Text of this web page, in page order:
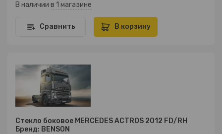
В наличии в 1 магазине
Сравнить В корзину
Стекло боковое MERCEDES ACTROS 2012 FD/RH
Бренд: BENSON